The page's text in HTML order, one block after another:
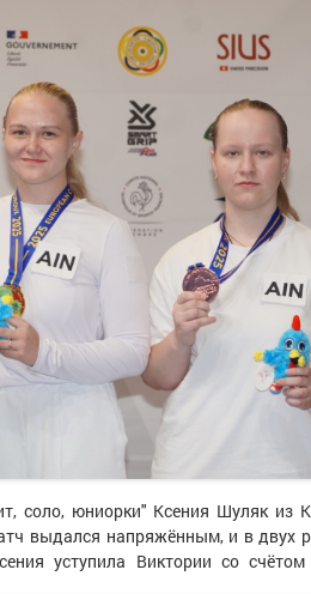
соло, юниорки" Ксения Шуляк из
выдался напряжённым, и в двух
уступила Виктории со